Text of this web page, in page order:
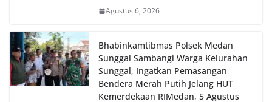
Agustus 6, 2026
Bhabinkamtibmas Polsek Medan
Sunggal Sambangi Warga Kelurahan
Sunggal, Ingatkan Pemasangan
Bendera Merah Putih Jelang HUT
Kemerdekaan RI‎‎Medan, 5 Agustus